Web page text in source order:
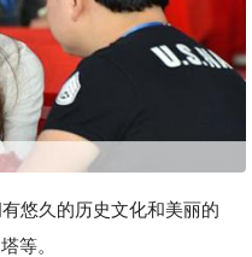
悠久的历史文化和美丽的
等。